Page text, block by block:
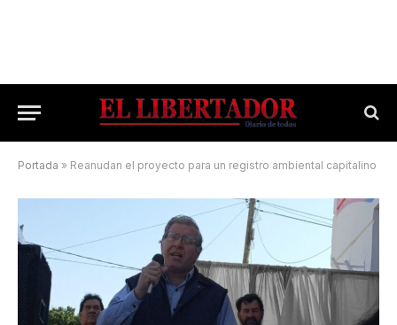
Portada » Reanudan el proyecto para un registro ambiental capitalino